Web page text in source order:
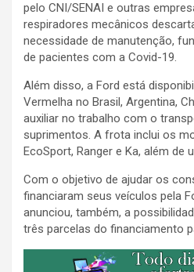
pelo CNI/SENAI e outras
respiradores mecânicos
necessidade de manutenção,
de pacientes com a Covid-19.
Além disso, a Ford está
Vermelha no Brasil, Argentina,
auxiliar no trabalho com o
suprimentos. A frota inclui os
EcoSport, Ranger e Ka, além de
Com o objetivo de ajudar os
financiaram seus veículos pela
anunciou, também, a
três parcelas do financiamento